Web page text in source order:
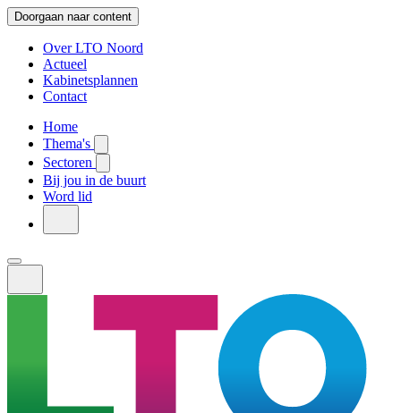
Doorgaan naar content
Over LTO Noord
Actueel
Kabinetsplannen
Contact
Home
Thema's
Sectoren
Bij jou in de buurt
Word lid